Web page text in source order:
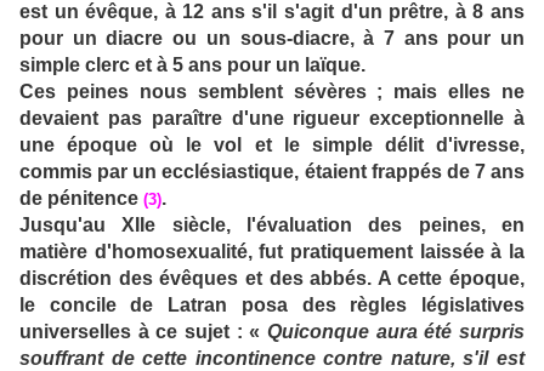
est un évêque, à 12 ans s'il s'agit d'un prêtre, à 8 ans
pour un diacre ou un sous-diacre, à 7 ans pour un
simple clerc et à 5 ans pour un laïque.
Ces peines nous semblent sévères ; mais elles ne
devaient pas paraître d'une rigueur exceptionnelle à
une époque où le vol et le simple délit d'ivresse,
commis par un ecclésiastique, étaient frappés de 7 ans
de pénitence (3).
Jusqu'au XIIe siècle, l'évaluation des peines, en
matière d'homosexualité, fut pratiquement laissée à la
discrétion des évêques et des abbés. A cette époque,
le concile de Latran posa des règles législatives
universelles à ce sujet : « Quiconque aura été surpris
souffrant de cette incontinence contre nature, s'il est